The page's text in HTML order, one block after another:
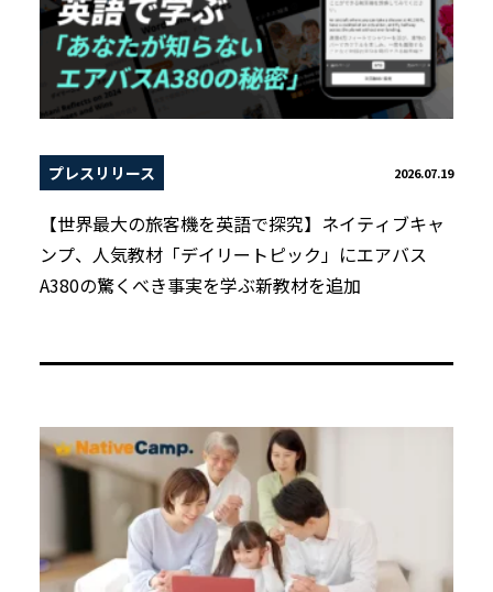
プレスリリース 2026.07.19
【世界最大の旅客機を英語で探究】ネイティブキャ
ンプ、人気教材「デイリートピック」にエアバス
A380の驚くべき事実を学ぶ新教材を追加